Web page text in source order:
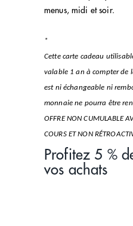
menus, midi et soir.
*
Cette carte cadeau
valable 1 an à compter de
est ni échangeable ni
monnaie ne pourra être
OFFRE NON CUMULABLE
COURS ET NON
Profitez 5 %
vos achats